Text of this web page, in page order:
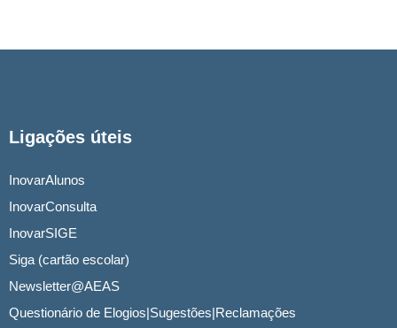
Ligações úteis
InovarAlunos
InovarConsulta
InovarSIGE
Siga (cartão escolar)
Newsletter@AEAS
Questionário de Elogios|Sugestões|Reclamações